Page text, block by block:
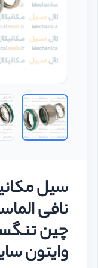
سیل
چین
وایتون سایز 43